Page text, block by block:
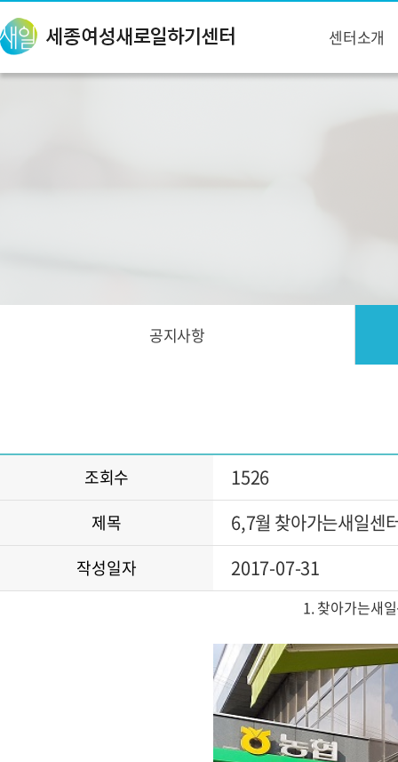
센터소개
공지사항
조회수 1526
제목 6,7월 찾아가는새일센
작성일자 2017-07-31
1. 찾아가는새